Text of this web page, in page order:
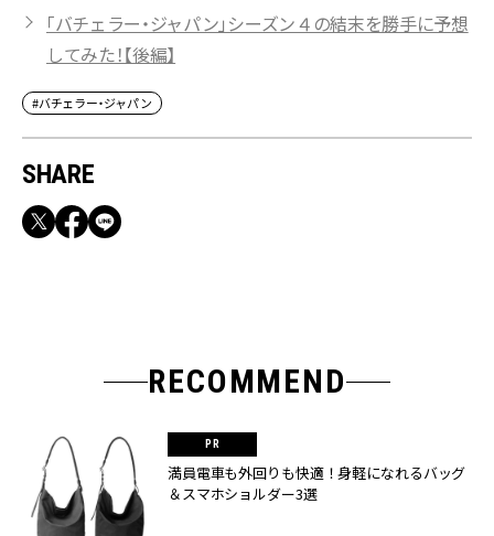
「バチェラー・ジャパン」シーズン４の結末を勝手に予想
してみた！【後編】
#バチェラー・ジャパン
SHARE
RECOMMEND
満員電車も外回りも快適！身軽になれるバッグ
＆スマホショルダー3選